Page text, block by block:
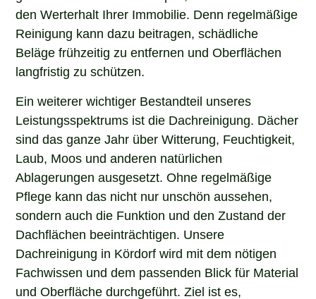
den Werterhalt Ihrer Immobilie. Denn regelmäßige
Reinigung kann dazu beitragen, schädliche
Beläge frühzeitig zu entfernen und Oberflächen
langfristig zu schützen.
Ein weiterer wichtiger Bestandteil unseres
Leistungsspektrums ist die Dachreinigung. Dächer
sind das ganze Jahr über Witterung, Feuchtigkeit,
Laub, Moos und anderen natürlichen
Ablagerungen ausgesetzt. Ohne regelmäßige
Pflege kann das nicht nur unschön aussehen,
sondern auch die Funktion und den Zustand der
Dachflächen beeinträchtigen. Unsere
Dachreinigung in Kördorf wird mit dem nötigen
Fachwissen und dem passenden Blick für Material
und Oberfläche durchgeführt. Ziel ist es,